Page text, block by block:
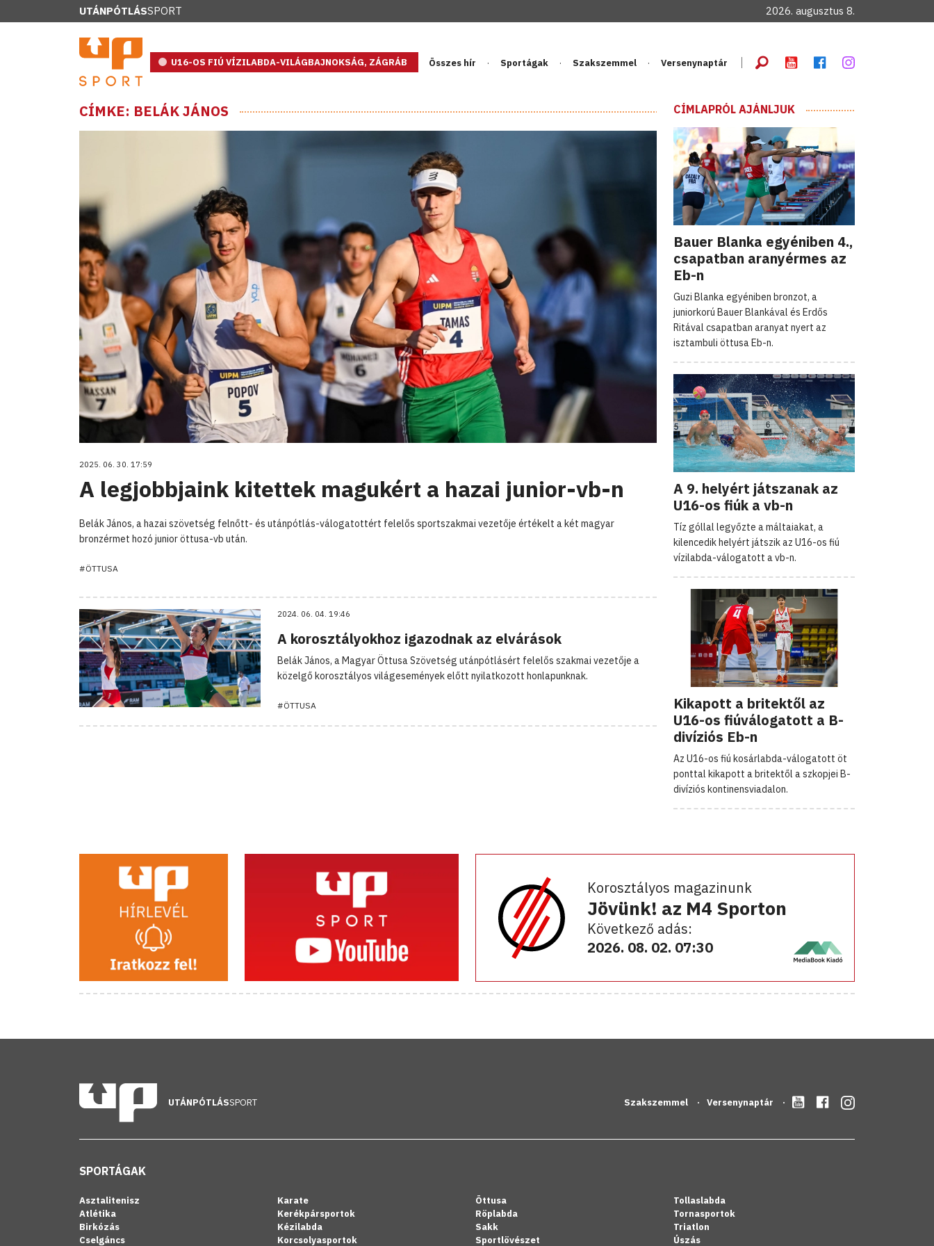
UTÁNPÓTLÁSSPORT 2026. augusztus 8.
U16-OS FIÚ VÍZILABDA-VILÁGBAJNOKSÁG, ZÁGRÁB Összes hír Sportágak Szakszemmel Versenynaptár
CÍMKE: BELÁK JÁNOS
2025. 06. 30. 17:59
A legjobbjaink kitettek magukért a hazai junior-vb-n
Belák János, a hazai szövetség felnőtt- és utánpótlás-válogatottért felelős sportszakmai vezetője értékelt a két magyar
bronzérmet hozó junior öttusa-vb után.
#ÖTTUSA
2024. 06. 04. 19:46
A korosztályokhoz igazodnak az elvárások
Belák János, a Magyar Öttusa Szövetség utánpótlásért felelős szakmai vezetője a
közelgő korosztályos világesemények előtt nyilatkozott honlapunknak.
#ÖTTUSA
CÍMLAPRÓL AJÁNLJUK
Bauer Blanka egyéniben 4.,
csapatban aranyérmes az
Eb-n
Guzi Blanka egyéniben bronzot, a
juniorkorú Bauer Blankával és Erdős
Ritával csapatban aranyat nyert az
isztambuli öttusa Eb-n.
A 9. helyért játszanak az
U16-os fiúk a vb-n
Tíz góllal legyőzte a máltaiakat, a
kilencedik helyért játszik az U16-os fiú
vízilabda-válogatott a vb-n.
Kikapott a britektől az
U16-os fiúválogatott a B-
divíziós Eb-n
Az U16-os fiú kosárlabda-válogatott öt
ponttal kikapott a britektől a szkopjei B-
divíziós kontinensviadalon.
Korosztályos magazinunk
Jövünk! az M4 Sporton
Következő adás:
2026. 08. 02. 07:30
UTÁNPÓTLÁSSPORT Szakszemmel Versenynaptár
SPORTÁGAK
Asztalitenisz
Atlétika
Birkózás
Cselgáncs
Karate
Kerékpársportok
Kézilabda
Korcsolyasportok
Öttusa
Röplabda
Sakk
Sportlövészet
Tollaslabda
Tornasportok
Triatlon
Úszás